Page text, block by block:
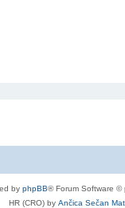
by phpBB® Forum Software ©
HR (CRO) by Ančica Sečan